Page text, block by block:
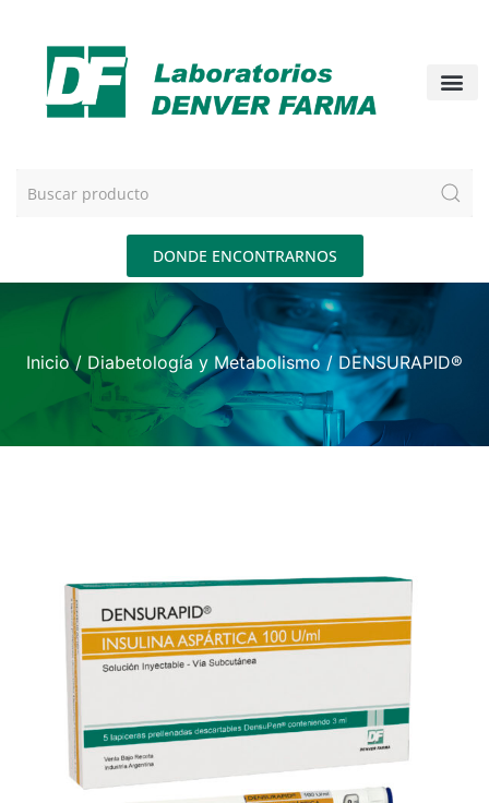
DONDE ENCONTRARNOS
Inicio/ Diabetología y Metabolismo / DENSURAPID®